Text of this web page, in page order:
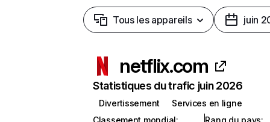
Tous les appareils juin
netflix.com
Statistiques du trafic juin 2026
Divertissement
Services en ligne
Classement mondial:
Rang du pays: